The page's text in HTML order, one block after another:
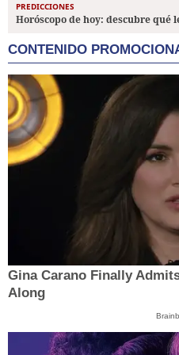
PREDICCIONES
Horóscopo de hoy: descubre qué
CONTENIDO
Gina Carano Finally
Along